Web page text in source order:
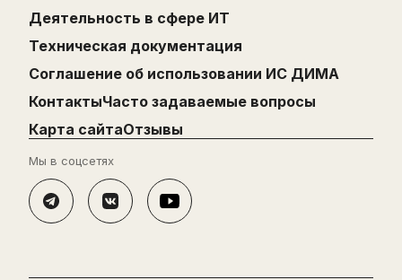
Деятельность в сфере ИТ
Техническая документация
Cоглашение об использовании ИС ДИМА
КонтактыЧасто задаваемые вопросы
Карта сайтаОтзывы
Мы в соцсетях